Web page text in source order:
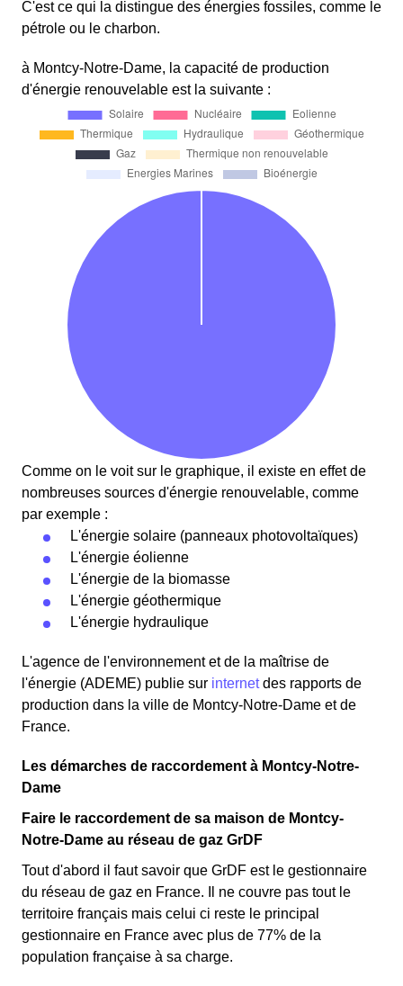
C'est ce qui la distingue des énergies fossiles, comme le
pétrole ou le charbon.
à Montcy-Notre-Dame, la capacité de production
d'énergie renouvelable est la suivante :
Comme on le voit sur le graphique, il existe en effet de
nombreuses sources d'énergie renouvelable, comme
par exemple :
L'énergie solaire (panneaux photovoltaïques)
L'énergie éolienne
L'énergie de la biomasse
L'énergie géothermique
L'énergie hydraulique
L'agence de l'environnement et de la maîtrise de
l'énergie (ADEME) publie sur internetdes rapports de
production dans la ville de Montcy-Notre-Dame et de
France.
Les démarches de raccordement à Montcy-Notre-
Dame
Faire le raccordement de sa maison de Montcy-
Notre-Dame au réseau de gaz GrDF
Tout d'abord il faut savoir que GrDF est le gestionnaire
du réseau de gaz en France. Il ne couvre pas tout le
territoire français mais celui ci reste le principal
gestionnaire en France avec plus de 77% de la
population française à sa charge.